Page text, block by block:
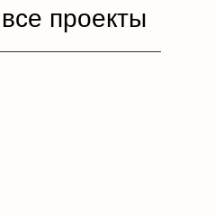
проекты